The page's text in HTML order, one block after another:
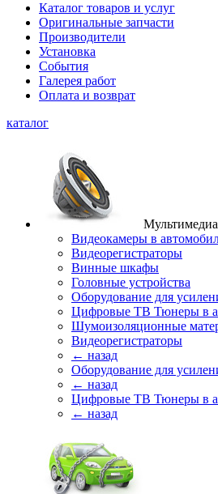
Каталог товаров и услуг
Оригинальные запчасти
Производители
Установка
События
Галерея работ
Оплата и возврат
каталог
Видеокамеры в
Видеорегистраторы
Винные шкафы
Головные устройства
Оборудование для
Цифровые ТВ Тюнеры в
Шумоизоляционные
Видеорегистраторы
← назад
Оборудование для
← назад
Цифровые ТВ Тюнеры в
← назад